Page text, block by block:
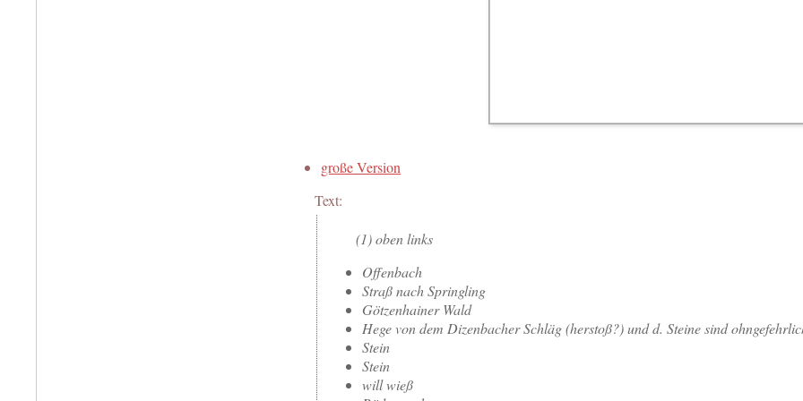
große Version
Text:
(1) oben links
Offenbach
Straß nach Springling
Götzenhainer Wald
Hege von dem Dizenbacher Schläg (herstoß?) und d. Steine sind
Stein
Stein
will wieß